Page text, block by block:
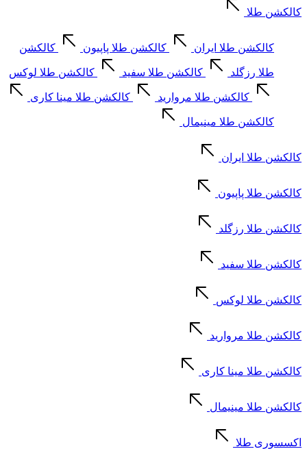
کالکشن طلا
کالکشن طلا ایران کالکشن طلا پاپیون کالکشن
طلا رزگلد کالکشن طلا سفید کالکشن طلا لوکس
کالکشن طلا مروارید کالکشن طلا مینا کاری
کالکشن طلا مینیمال
کالکشن طلا ایران
کالکشن طلا پاپیون
کالکشن طلا رزگلد
کالکشن طلا سفید
کالکشن طلا لوکس
کالکشن طلا مروارید
کالکشن طلا مینا کاری
کالکشن طلا مینیمال
اکسسوری طلا